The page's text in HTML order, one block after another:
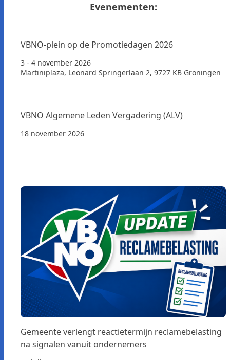
Evenementen:
VBNO-plein op de Promotiedagen 2026
3 - 4 november 2026
Martiniplaza, Leonard Springerlaan 2, 9727 KB Groningen
VBNO Algemene Leden Vergadering (ALV)
18 november 2026
Gemeente verlengt reactietermijn reclamebelasting
na signalen vanuit ondernemers